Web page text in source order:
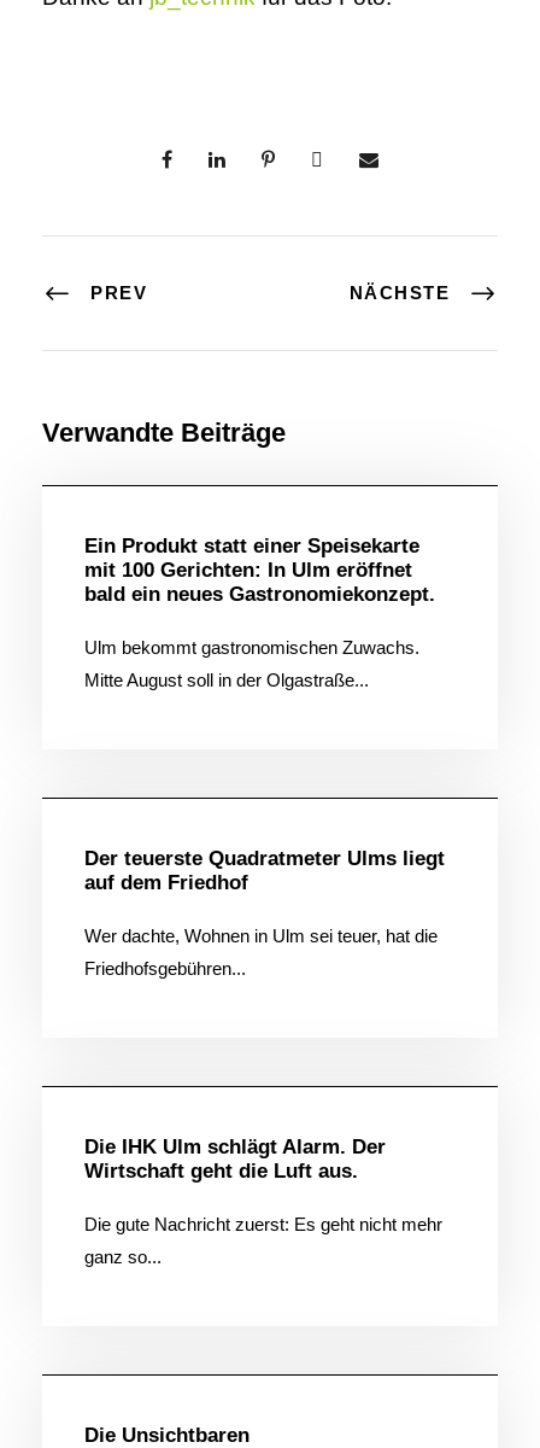
PREV NÄCHSTE
Verwandte Beiträge
Ein Produkt statt einer Speisekarte
mit 100 Gerichten: In Ulm eröffnet
bald ein neues Gastronomiekonzept.
Ulm bekommt gastronomischen Zuwachs.
Mitte August soll in der Olgastraße...
Der teuerste Quadratmeter Ulms liegt
auf dem Friedhof
Wer dachte, Wohnen in Ulm sei teuer, hat die
Friedhofsgebühren...
Die IHK Ulm schlägt Alarm. Der
Wirtschaft geht die Luft aus.
Die gute Nachricht zuerst: Es geht nicht mehr
ganz so...
Die Unsichtbaren